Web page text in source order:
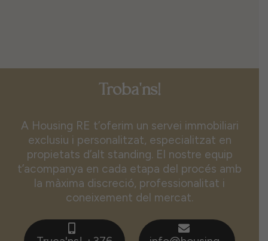
Troba'ns!
A Housing RE t’oferim un servei immobiliari
exclusiu i personalitzat, especialitzat en
propietats d’alt standing. El nostre equip
t’acompanya en cada etapa del procés amb
la màxima discreció, professionalitat i
coneixement del mercat.